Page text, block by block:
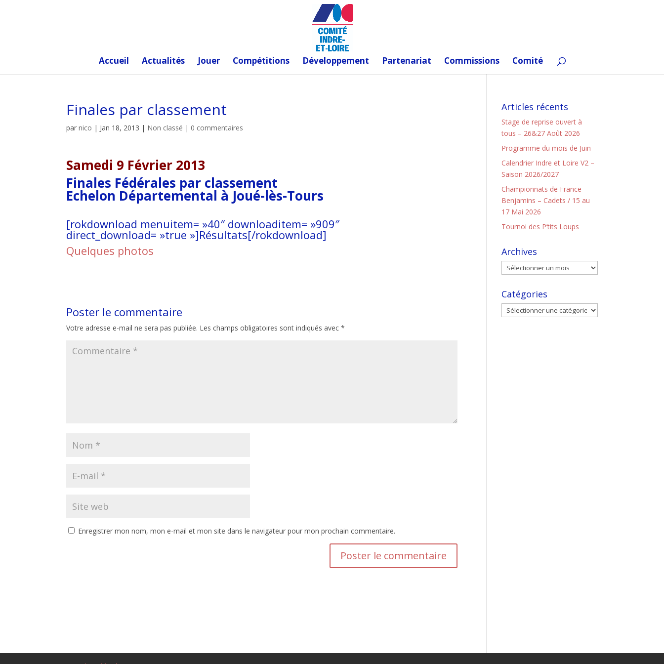
Accueil Actualités Jouer Compétitions Développement Partenariat Commissions Comité
Finales par classement
parnico | Jan 18, 2013 | Non classé | 0 commentaires
Samedi 9 Février 2013
Finales Fédérales par classement
Echelon Départemental à Joué-lès-Tours
[rokdownload menuitem= »40″ downloaditem= »909″
direct_download= »true »]Résultats[/rokdownload]
Quelques photos
Poster le commentaire
Votre adresse e-mail ne sera pas publiée. Les champs obligatoires sont indiqués avec*
Enregistrer mon nom, mon e-mail et mon site dans le navigateur pour mon prochain commentaire.
Articles récents
Stage de reprise ouvert à
tous – 26&27 Août 2026
Programme du mois de Juin
Calendrier Indre et Loire V2 –
Saison 2026/2027
Championnats de France
Benjamins – Cadets / 15 au
17 Mai 2026
Tournoi des P’tits Loups
Archives
Catégories